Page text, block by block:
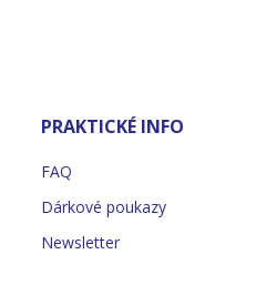
PRAKTICKÉ INFO
FAQ
Dárkové poukazy
Newsletter